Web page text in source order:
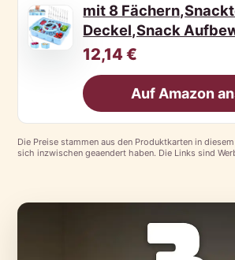
mit 8
Deckel,Snack
12,14 €
Auf Amazon
Die Preise stammen aus den Produktkarten in
sich inzwischen geaendert haben. Die Links sind